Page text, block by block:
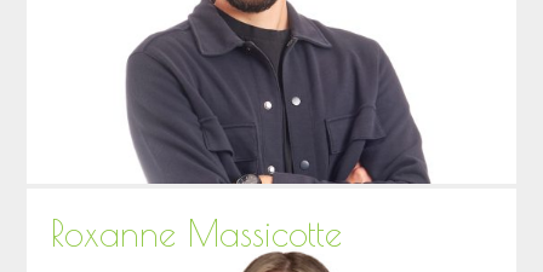
Roxanne Massicotte